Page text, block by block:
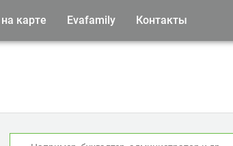
карте Evafamily Контакты